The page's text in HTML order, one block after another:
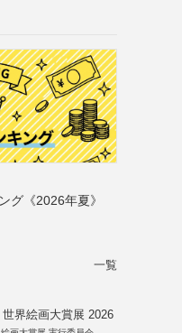
グ《2026年夏》
一覧
界絵画大賞展 2026